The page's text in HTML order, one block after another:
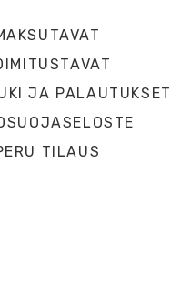
JA PALAUTUKSET
TILAUS